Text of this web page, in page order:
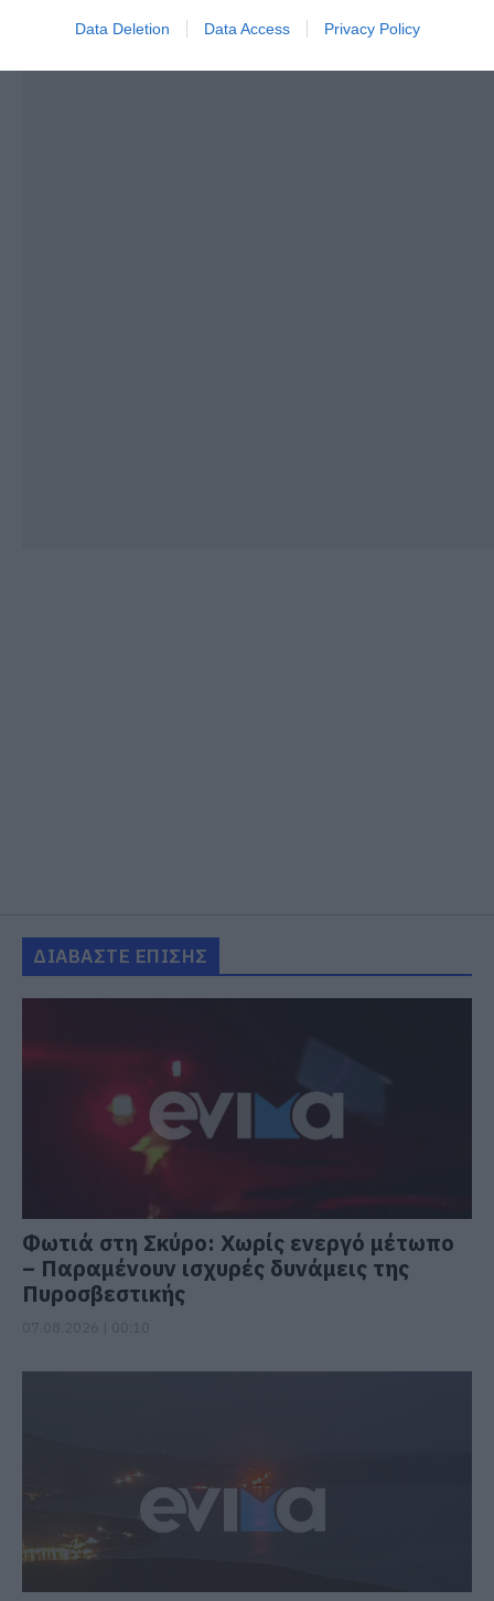
Data Deletion Data Access Privacy Policy
ΔΙΑΒΑΣΤΕ ΕΠΙΣΗΣ
Φωτιά στη Σκύρο: Χωρίς ενεργό μέτωπο
– Παραμένουν ισχυρές δυνάμεις της
Πυροσβεστικής